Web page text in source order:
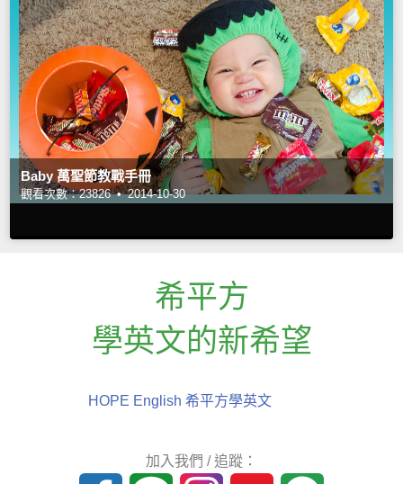
Baby 萬聖節教戰手冊
觀看次數：23826 • 2014-10-30
希平方
學英文的新希望
HOPE English 希平方學英文
加入我們 / 追蹤：